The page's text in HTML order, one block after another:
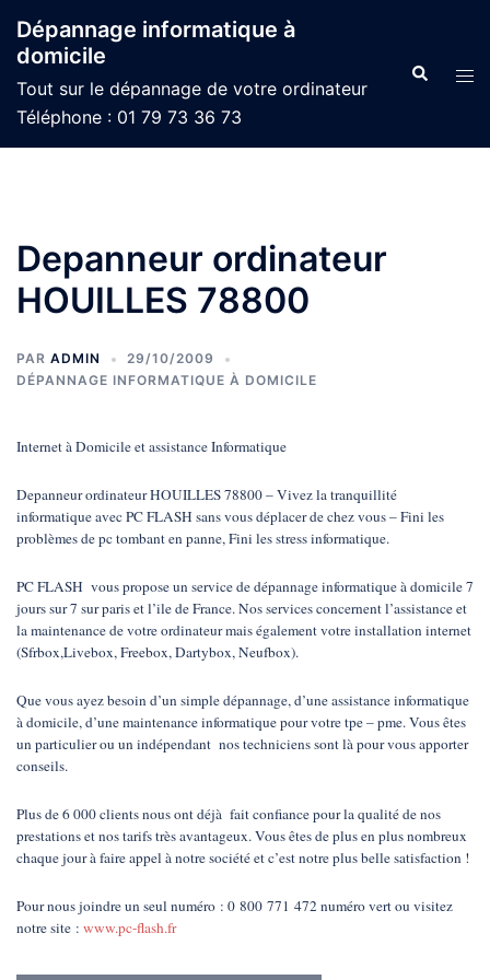
au
contenu
Dépannage informatique à
domicile
Tout sur le dépannage de votre ordinateur
Téléphone : 01 79 73 36 73
Depanneur ordinateur
HOUILLES 78800
PAR ADMIN
29/10/2009
DÉPANNAGE INFORMATIQUE À DOMICILE
Internet à Domicile et assistance Informatique
Depanneur ordinateur HOUILLES 78800 – Vivez la tranquillité
informatique avec PC FLASH sans vous déplacer de chez vous – Fini les
problèmes de pc tombant en panne, Fini les stress informatique.
PC FLASH vous propose un service de dépannage informatique à domicile 7
jours sur 7 sur paris et l’ile de France. Nos services concernent l’assistance et
la maintenance de votre ordinateur mais également votre installation internet
(Sfrbox,Livebox, Freebox, Dartybox, Neufbox).
Que vous ayez besoin d’un simple dépannage, d’une assistance informatique
à domicile, d’une maintenance informatique pour votre tpe – pme. Vous êtes
un particulier ou un indépendant nos techniciens sont là pour vous apporter
conseils.
Plus de 6 000 clients nous ont déjà fait confiance pour la qualité de nos
prestations et nos tarifs très avantageux. Vous êtes de plus en plus nombreux
chaque jour à faire appel à notre société et c’est notre plus belle satisfaction !
Pour nous joindre un seul numéro : 0 800 771 472 numéro vert ou visitez
notre site : www.pc-flash.fr